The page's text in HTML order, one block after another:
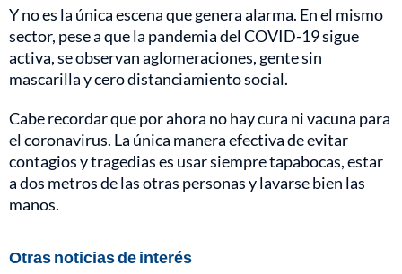
Y no es la única escena que genera alarma. En el mismo
sector, pese a que la pandemia del COVID-19 sigue
activa, se observan aglomeraciones, gente sin
mascarilla y cero distanciamiento social.
Cabe recordar que por ahora no hay cura ni vacuna para
el coronavirus. La única manera efectiva de evitar
contagios y tragedias es usar siempre tapabocas, estar
a dos metros de las otras personas y lavarse bien las
manos.
Otras noticias de interés